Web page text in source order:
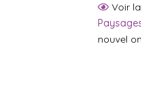
Voir
nouvel